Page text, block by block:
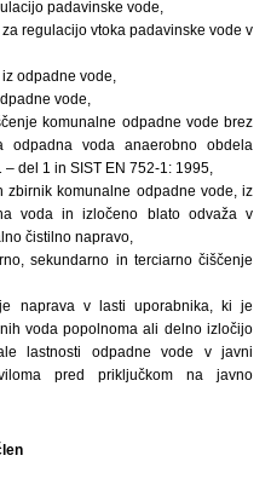
padavinske vode,
regulacijo vtoka padavinske vode v
odpadne vode,
vode,
komunalne odpadne vode brez
odpadna voda anaerobno obdela
del 1 in SIST EN 752-1: 1995,
zbirnik komunalne odpadne vode, iz
voda in izločeno blato odvaža v
čistilno napravo,
sekundarno in terciarno čiščenje
naprava v lasti uporabnika, ki je
voda popolnoma ali delno izločijo
lastnosti odpadne vode v javni
pred priključkom na javno